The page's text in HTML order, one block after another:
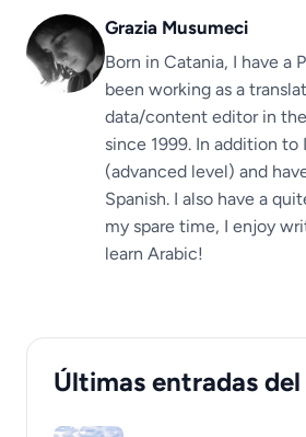
Grazia Musumeci
Born in Catania, I have a
been working as a
data/content editor in
since 1999. In addition
(advanced level) and
Spanish. I also have a
my spare time, I enjoy
learn Arabic!
Últimas entradas